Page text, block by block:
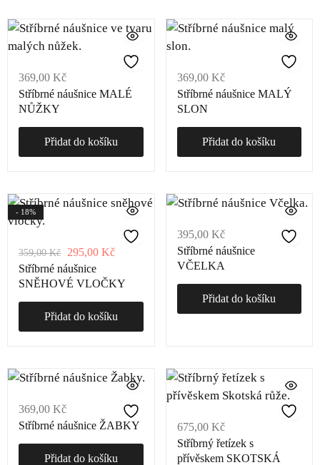
369,00 Kč
Stříbrné náušnice MALÉ
NŮŽKY
Přidat do košíku
369,00 Kč
Stříbrné náušnice MALÝ
SLON
Přidat do košíku
- 18%
359,00Kč 295,00 Kč
Stříbrné náušnice
SNĚHOVÉ VLOČKY
Přidat do košíku
395,00 Kč
Stříbrné náušnice
VČELKA
Přidat do košíku
369,00 Kč
Stříbrné náušnice ŽABKY
Přidat do košíku
675,00 Kč
Stříbrný řetízek s
přívěskem SKOTSKÁ